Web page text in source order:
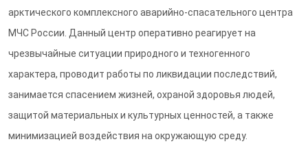
арктического комплексного аварийно-спасательного центра
МЧС России. Данный центр оперативно реагирует на
чрезвычайные ситуации природного и техногенного
характера, проводит работы по ликвидации последствий,
занимается спасением жизней, охраной здоровья людей,
защитой материальных и культурных ценностей, а также
минимизацией воздействия на окружающую среду.